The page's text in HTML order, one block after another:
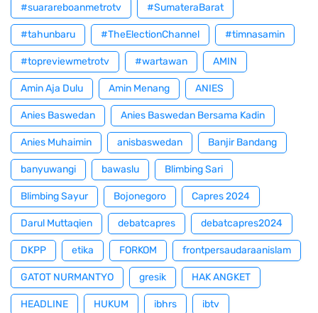
#suarareboanmetrotv #SumateraBarat
#tahunbaru #TheElectionChannel #timnasamin
#topreviewmetrotv #wartawan AMIN
Amin Aja Dulu Amin Menang ANIES
Anies Baswedan Anies Baswedan Bersama Kadin
Anies Muhaimin anisbaswedan Banjir Bandang
banyuwangi bawaslu Blimbing Sari
Blimbing Sayur Bojonegoro Capres 2024
Darul Muttaqien debatcapres debatcapres2024
DKPP etika FORKOM frontpersaudaraanislam
GATOT NURMANTYO gresik HAK ANGKET
HEADLINE HUKUM ibhrs ibtv